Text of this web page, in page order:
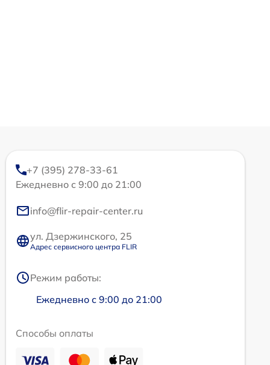
+7 (395) 278-33-61
Ежедневно с 9:00 до 21:00
info@flir-repair-center.ru
ул. Дзержинского, 25
Адрес сервисного центра FLIR
Режим работы:
Ежедневно с 9:00 до 21:00
Способы оплаты